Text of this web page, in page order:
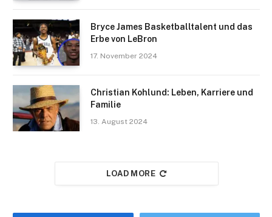
Bryce James Basketballtalent und das
Erbe von LeBron
17. November 2024
Christian Kohlund: Leben, Karriere und
Familie
13. August 2024
LOAD MORE